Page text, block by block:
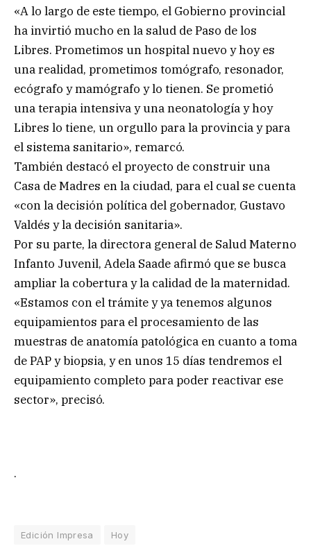
«A lo largo de este tiempo, el Gobierno provincial
ha invirtió mucho en la salud de Paso de los
Libres. Prometimos un hospital nuevo y hoy es
una realidad, prometimos tomógrafo, resonador,
ecógrafo y mamógrafo y lo tienen. Se prometió
una terapia intensiva y una neonatología y hoy
Libres lo tiene, un orgullo para la provincia y para
el sistema sanitario», remarcó.
También destacó el proyecto de construir una
Casa de Madres en la ciudad, para el cual se cuenta
«con la decisión política del gobernador, Gustavo
Valdés y la decisión sanitaria».
Por su parte, la directora general de Salud Materno
Infanto Juvenil, Adela Saade afirmó que se busca
ampliar la cobertura y la calidad de la maternidad.
«Estamos con el trámite y ya tenemos algunos
equipamientos para el procesamiento de las
muestras de anatomía patológica en cuanto a toma
de PAP y biopsia, y en unos 15 días tendremos el
equipamiento completo para poder reactivar ese
sector», precisó.
.
Edición Impresa Hoy